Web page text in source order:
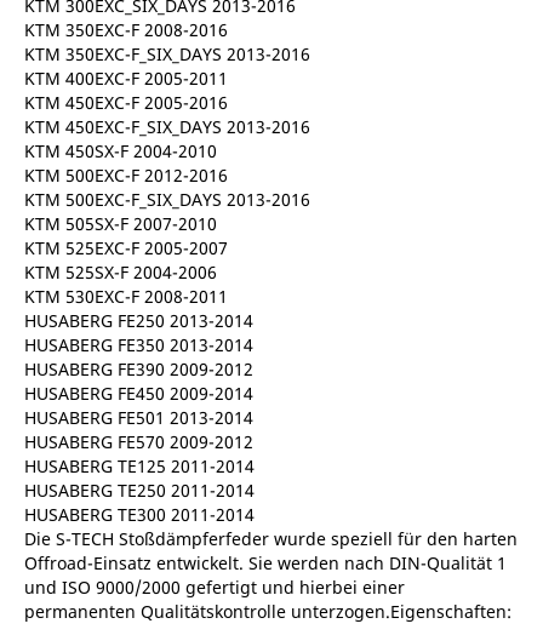
KTM 300EXC_SIX_DAYS 2013-2016
KTM 350EXC-F 2008-2016
KTM 350EXC-F_SIX_DAYS 2013-2016
KTM 400EXC-F 2005-2011
KTM 450EXC-F 2005-2016
KTM 450EXC-F_SIX_DAYS 2013-2016
KTM 450SX-F 2004-2010
KTM 500EXC-F 2012-2016
KTM 500EXC-F_SIX_DAYS 2013-2016
KTM 505SX-F 2007-2010
KTM 525EXC-F 2005-2007
KTM 525SX-F 2004-2006
KTM 530EXC-F 2008-2011
HUSABERG FE250 2013-2014
HUSABERG FE350 2013-2014
HUSABERG FE390 2009-2012
HUSABERG FE450 2009-2014
HUSABERG FE501 2013-2014
HUSABERG FE570 2009-2012
HUSABERG TE125 2011-2014
HUSABERG TE250 2011-2014
HUSABERG TE300 2011-2014
Die S-TECH Stoßdämpferfeder wurde speziell für den harten
Offroad-Einsatz entwickelt. Sie werden nach DIN-Qualität 1
und ISO 9000/2000 gefertigt und hierbei einer
permanenten Qualitätskontrolle unterzogen.Eigenschaften: